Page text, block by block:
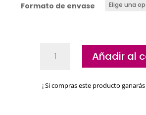
Formato de envase
Invisible
Añadir al
¡ Si compras este producto ganarás